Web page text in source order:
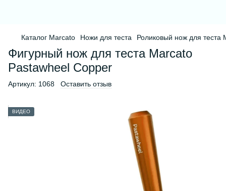
Каталог Marcato Ножи для теста Роликовый нож для теста
Фигурный нож для теста Marcato
Pastawheel Copper
Артикул: 1068 Оставить отзыв
ВИДЕО